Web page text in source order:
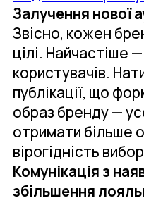
Залучення нової
Звісно, кожен
цілі. Найчастіше
користувачів.
публікації, що
образ бренду —
отримати більше
вірогідність
Комунікація з
збільшення